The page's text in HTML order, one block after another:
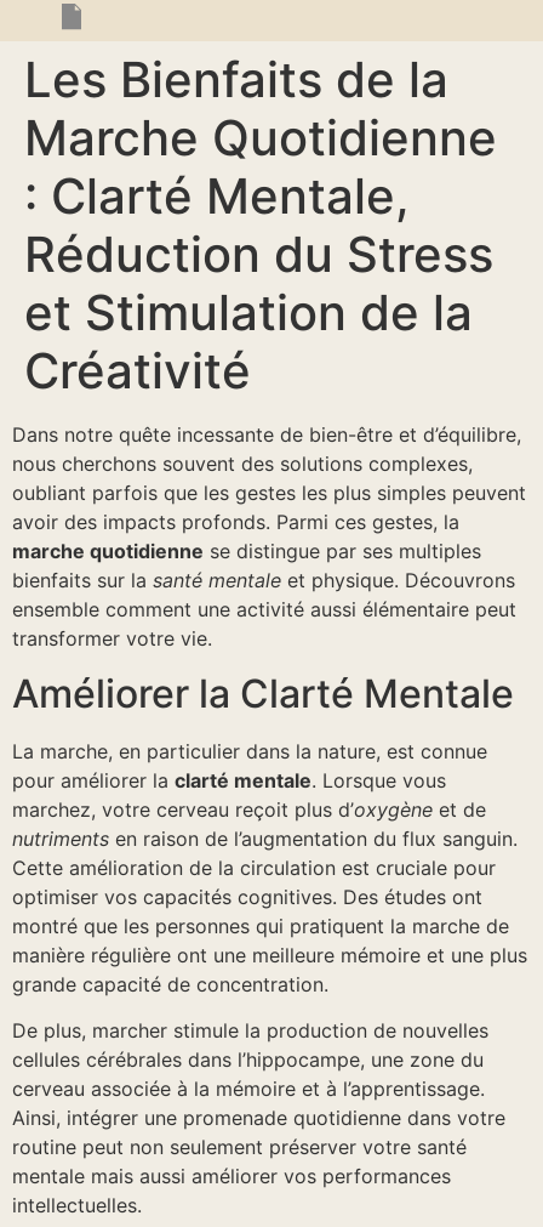
Les Bienfaits de la
Marche Quotidienne
: Clarté Mentale,
Réduction du Stress
et Stimulation de la
Créativité
Dans notre quête incessante de bien-être et d’équilibre,
nous cherchons souvent des solutions complexes,
oubliant parfois que les gestes les plus simples peuvent
avoir des impacts profonds. Parmi ces gestes, la
marche quotidienne se distingue par ses multiples
bienfaits sur la santé mentale et physique. Découvrons
ensemble comment une activité aussi élémentaire peut
transformer votre vie.
Améliorer la Clarté Mentale
La marche, en particulier dans la nature, est connue
pour améliorer la clarté mentale. Lorsque vous
marchez, votre cerveau reçoit plus d’oxygène et de
nutriments en raison de l’augmentation du flux sanguin.
Cette amélioration de la circulation est cruciale pour
optimiser vos capacités cognitives. Des études ont
montré que les personnes qui pratiquent la marche de
manière régulière ont une meilleure mémoire et une plus
grande capacité de concentration.
De plus, marcher stimule la production de nouvelles
cellules cérébrales dans l’hippocampe, une zone du
cerveau associée à la mémoire et à l’apprentissage.
Ainsi, intégrer une promenade quotidienne dans votre
routine peut non seulement préserver votre santé
mentale mais aussi améliorer vos performances
intellectuelles.